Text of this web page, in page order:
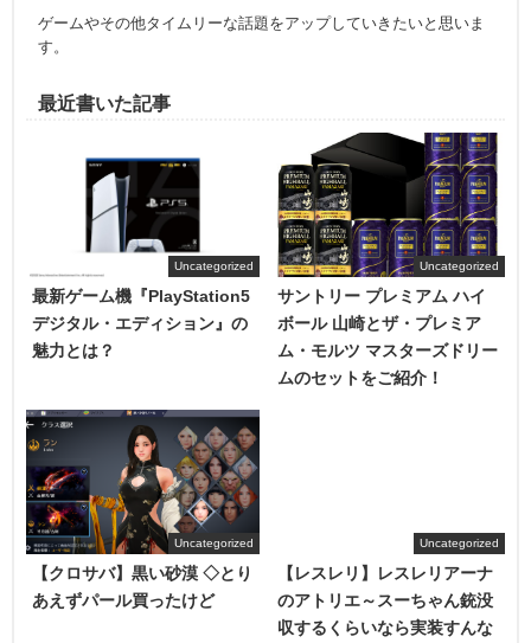
ゲームやその他タイムリーな話題をアップしていきたいと思いま
す。
最近書いた記事
Uncategorized
最新ゲーム機『PlayStation5
デジタル・エディション』の
魅力とは？
Uncategorized
サントリー プレミアム ハイ
ボール 山崎とザ・プレミア
ム・モルツ マスターズドリー
ムのセットをご紹介！
Uncategorized
【クロサバ】黒い砂漠 ◇とり
あえずパール買ったけど
Uncategorized
【レスレリ】レスレリアーナ
のアトリエ～スーちゃん銃没
収するくらいなら実装すんな